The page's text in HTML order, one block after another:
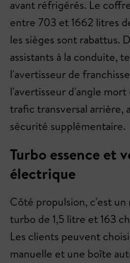
avant réfrigérés. Le
entre 703 et 1662 litres
les sièges sont rabattus.
assistants à la conduite,
l'avertisseur de
l'avertisseur d'angle
trafic transversal arrière,
sécurité supplémentaire.
Turbo essence et
électrique
Côté propulsion, c'est un
turbo de 1,5 litre et 163
Les clients peuvent
manuelle et une boîte